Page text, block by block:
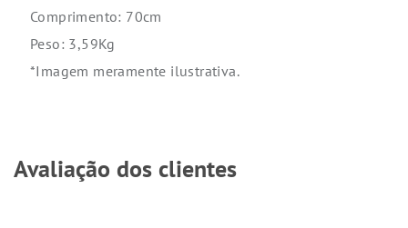
Comprimento: 70cm
Peso: 3,59Kg
*Imagem meramente ilustrativa.
Avaliação dos clientes